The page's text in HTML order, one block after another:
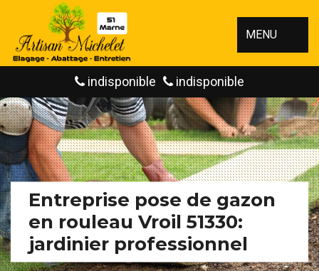
MENU
indisponible indisponible
Entreprise pose de gazon
en rouleau Vroil 51330:
jardinier professionnel